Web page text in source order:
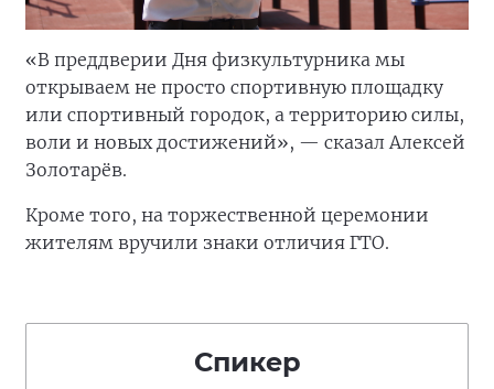
«В преддверии Дня физкультурника мы
открываем не просто спортивную площадку
или спортивный городок, а территорию силы,
воли и новых достижений», — сказал Алексей
Золотарёв.
Кроме того, на торжественной церемонии
жителям вручили знаки отличия ГТО.
Спикер